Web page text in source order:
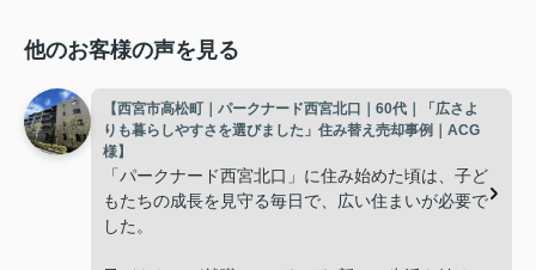
他のお客様の声を見る
【西宮市高松町｜パークナード西宮北口｜60代｜「広さよ
りも暮らしやすさを選びました」住み替え売却事例｜ACG
様】
「パークナード西宮北口」に住み始めた頃は、子ど
もたちの成長を見守る毎日で、広い住まいが必要で
した。